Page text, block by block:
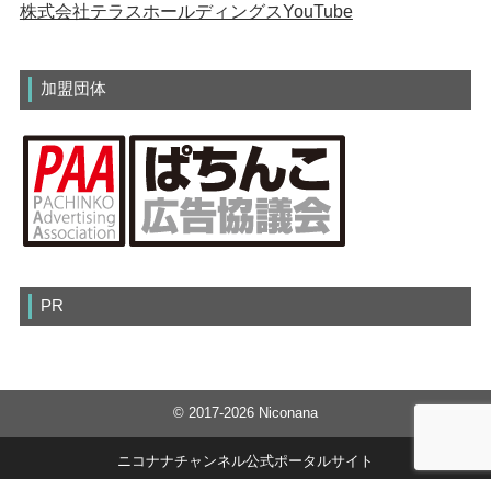
株式会社テラスホールディングスYouTube
加盟団体
PR
© 2017-2026 Niconana
ニコナナチャンネル公式ポータルサイト